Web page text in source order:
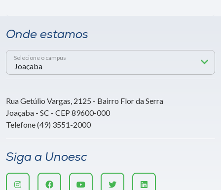
Onde estamos
Selecione o campus
Rua Getúlio Vargas, 2125 - Bairro Flor da Serra
Joaçaba - SC - CEP 89600-000
Telefone (49) 3551-2000
Siga a Unoesc